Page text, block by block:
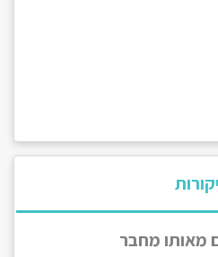
מאותו מחבר